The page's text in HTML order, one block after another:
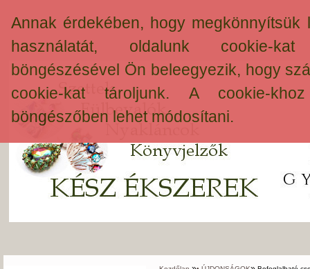
Annak érdekében, hogy megkönnyítsük
használatát, oldalunk cookie-
böngészésével Ön beleegyezik, hogy
cookie-kat tároljunk. A cookie-
böngészőben lehet módosítani.